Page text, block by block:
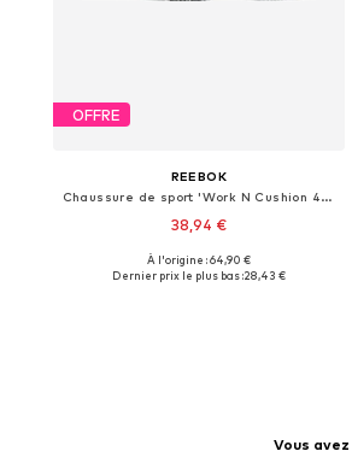
OFFRE
REEBOK
Chaussure de sport 'Work N Cushion 4.0'
38,94 €
Tailles disponibles: 35, 35,5, 36
À l'origine : 64,90 €
Dernier prix le plus bas :28,43 €
Vous